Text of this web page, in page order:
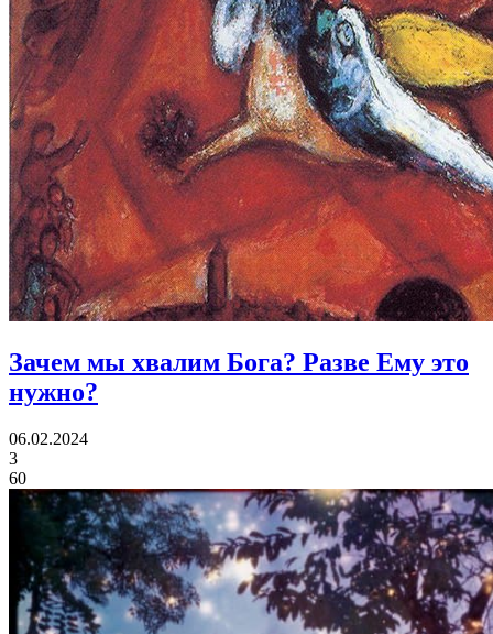
Зачем мы хвалим Бога? Разве Ему это
нужно?
06.02.2024
3
60